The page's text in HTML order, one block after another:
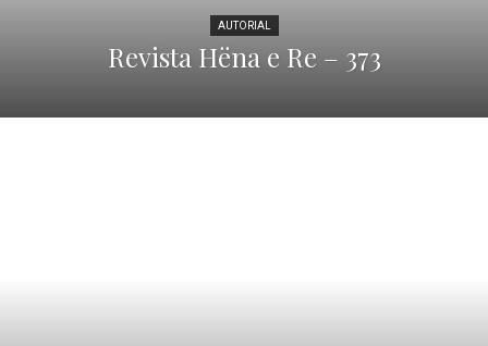
AUTORIAL
Revista Hëna e Re – 373